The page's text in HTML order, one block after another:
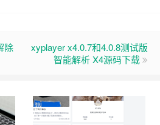
除
xyplayer x4.0.7和4.0.8测试版
智能解析 X4源码下载